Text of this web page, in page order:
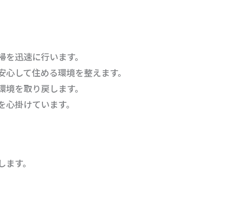
迅速に行います。
して住める環境を整えます。
を取り戻します。
掛けています。
す。